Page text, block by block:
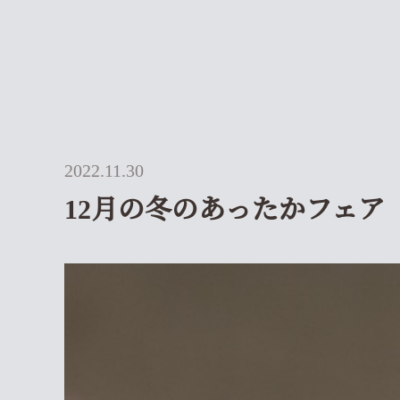
2022.11.30
12月の冬のあったかフェア